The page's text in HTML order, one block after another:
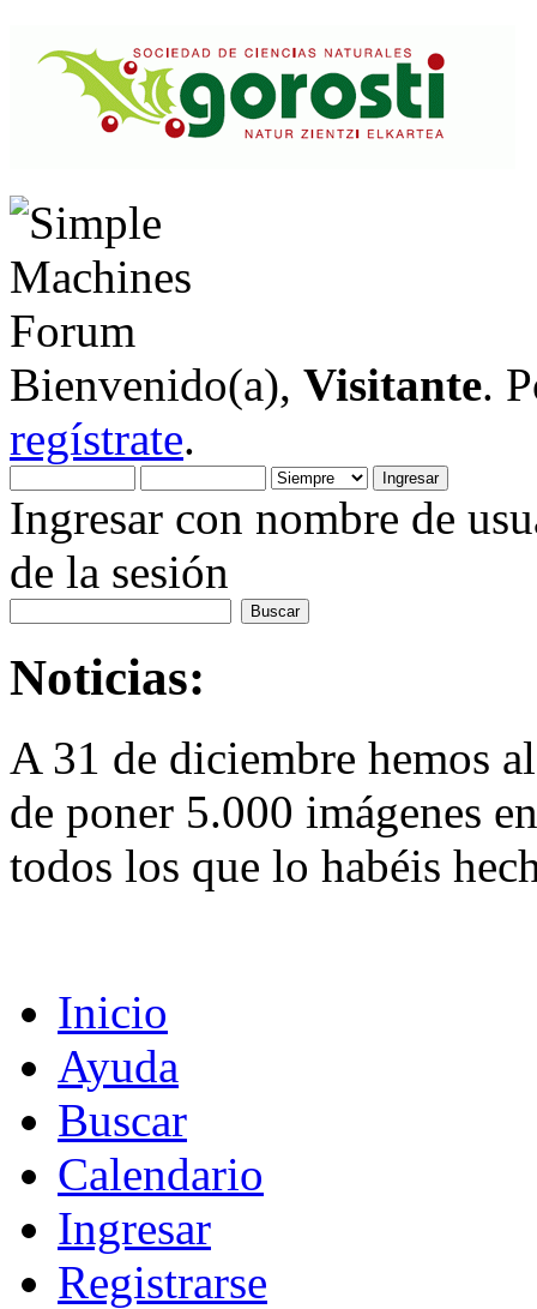
Bienvenido(a), Visitante.
regístrate.
Ingresar con nombre de
de la sesión
Noticias:
A 31 de diciembre hemos
de poner 5.000 imágenes
todos los que lo habéis
Inicio
Ayuda
Buscar
Calendario
Ingresar
Registrarse